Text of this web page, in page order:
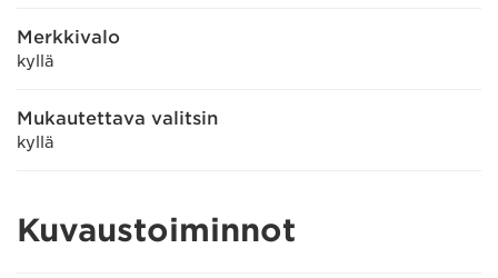
Merkkivalo
kyllä
Mukautettava valitsin
kyllä
Kuvaustoiminnot